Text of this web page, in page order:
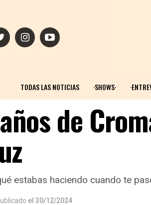
TODAS LAS NOTICIAS ·SHOWS·
de
estabas haciendo cuando te
el 30/12/2024